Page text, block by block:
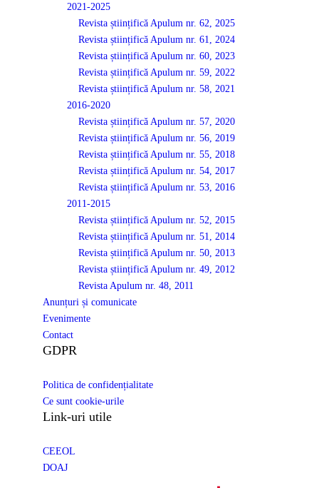
2021-2025
Revista științifică Apulum nr. 62, 2025
Revista științifică Apulum nr. 61, 2024
Revista științifică Apulum nr. 60, 2023
Revista științifică Apulum nr. 59, 2022
Revista științifică Apulum nr. 58, 2021
2016-2020
Revista științifică Apulum nr. 57, 2020
Revista științifică Apulum nr. 56, 2019
Revista științifică Apulum nr. 55, 2018
Revista științifică Apulum nr. 54, 2017
Revista științifică Apulum nr. 53, 2016
2011-2015
Revista științifică Apulum nr. 52, 2015
Revista științifică Apulum nr. 51, 2014
Revista științifică Apulum nr. 50, 2013
Revista științifică Apulum nr. 49, 2012
Revista Apulum nr. 48, 2011
Anunțuri și comunicate
Evenimente
Contact
GDPR
Politica de confidențialitate
Ce sunt cookie-urile
Link-uri utile
CEEOL
DOAJ